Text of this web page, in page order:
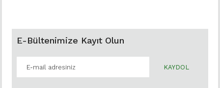
E-Bültenimize Kayıt Olun
KAYDOL